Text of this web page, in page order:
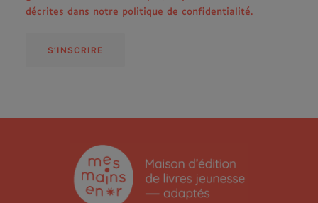
décrites dans notre politique de confidentialité.
S’INSCRIRE